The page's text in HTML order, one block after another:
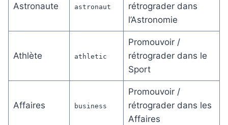
Astronaute astronaut
rétrograder dans
l’Astronomie
Athlète athletic
Promouvoir /
rétrograder dans le
Sport
Affaires business
Promouvoir /
rétrograder dans les
Affaires